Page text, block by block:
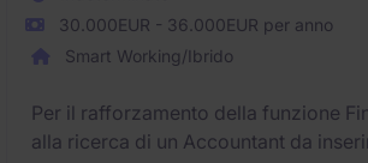
30.000EUR - 36.000EUR per anno
Smart Working/Ibrido
Per il rafforzamento della funzione
alla ricerca di un Accountant da